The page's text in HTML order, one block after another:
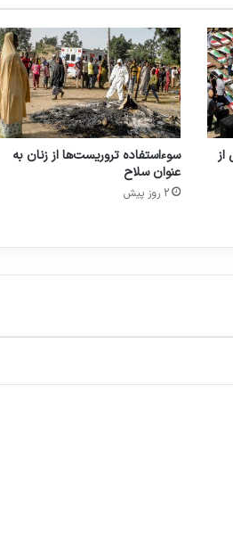
از
سوءاستفاده تروریست‌ها از زنان به
عنوان سلاح
2 روز پیش